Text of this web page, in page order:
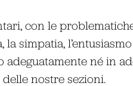
con le
simpatia,
né in
nostre sezioni.